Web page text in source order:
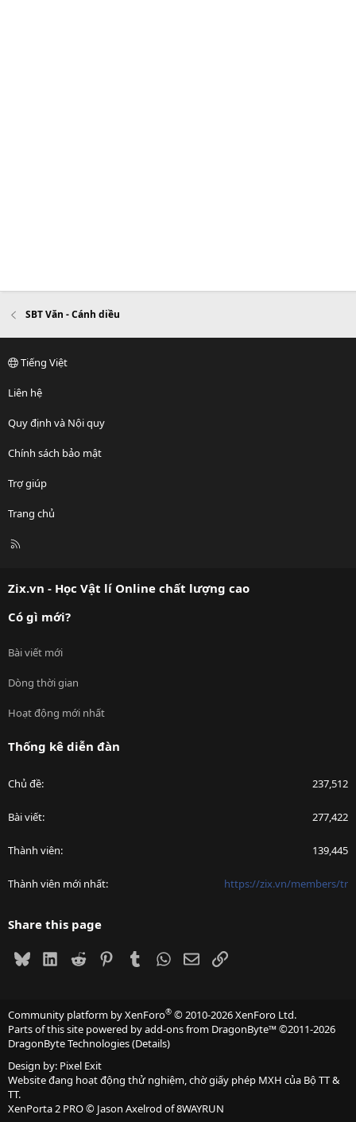
SBT Văn - Cánh diều
Tiếng Việt
Liên hệ
Quy định và Nội quy
Chính sách bảo mật
Trợ giúp
Trang chủ
R
Zix.vn - Học Vật lí Online chất lượng cao
Có gì mới?
Bài viết mới
Dòng thời gian
Hoạt động mới nhất
Thống kê diễn đàn
Chủ đề 237,512
Bài viết 277,422
Thành viên 139,445
Thành viên mới nhất https://zix.vn/members/tr
Share this page
BlueskyLinkedIn
Reddit PinterestTumblrWhatsApp
EmailLink
Community platform by XenForo® © 2010-2026 XenForo Ltd.
Parts of this site powered byadd-ons from DragonByte™©2011-2026
DragonByte Technologies(Details)
Design by: Pixel Exit
Website đang hoạt động thử nghiệm, chờ giấy phép MXH của Bộ TT &
TT.
XenPorta 2 PRO© Jason Axelrod of8WAYRUN